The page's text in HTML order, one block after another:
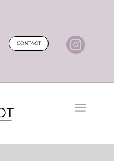
CONTACT 